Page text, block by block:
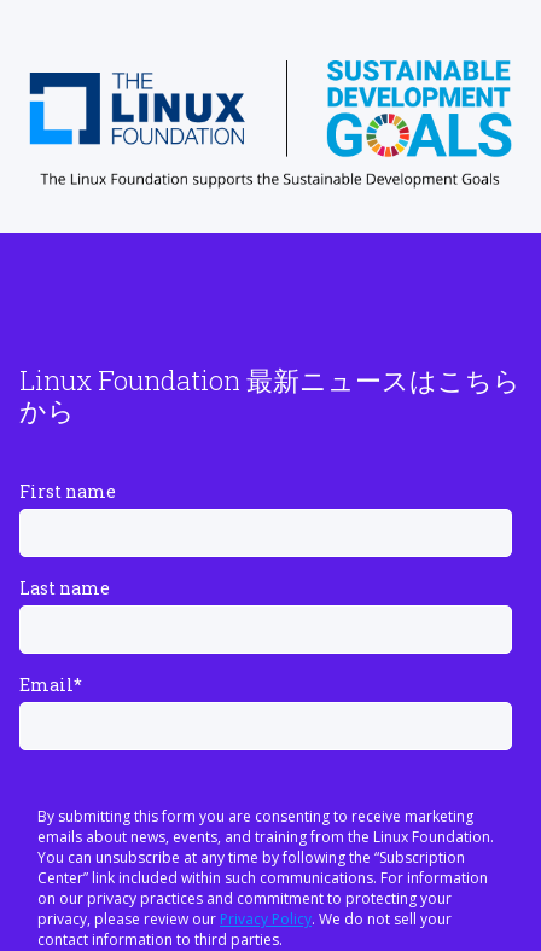
Linux Foundation 最新ニュースはこちら
から
First name
Last name
Email*
By submitting this form you are consenting to receive marketing
emails about news, events, and training from the Linux Foundation.
You can unsubscribe at any time by following the “Subscription
Center” link included within such communications. For information
on our privacy practices and commitment to protecting your
privacy, please review our Privacy Policy. We do not sell your
contact information to third parties.